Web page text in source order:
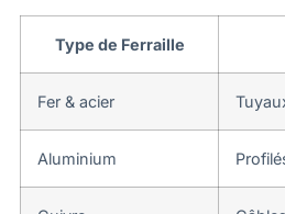
Type de Ferraille
Fer & acier
Aluminium